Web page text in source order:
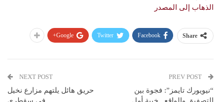
الذهاب إلى المصدر
Share
Facebook
Twitter
Google+
“نيويورك تايمز”: فجوة بين
التصفيق والواقع.. خيبة أمل
NEXT POST
حريق هائل يلتهم مزارع نخيل
في سقطرى